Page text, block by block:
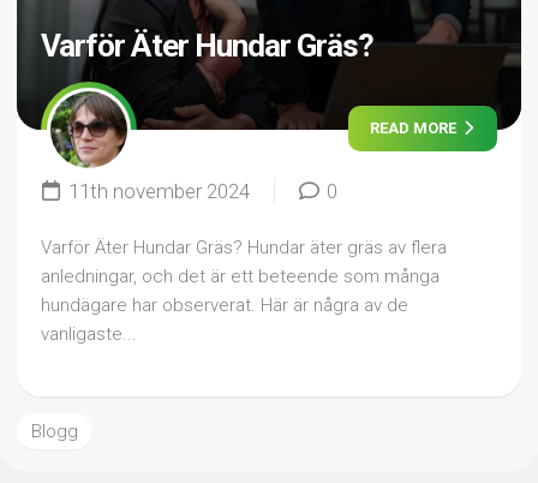
Varför Äter Hundar Gräs?
READ MORE
11th november 2024 0
Varför Äter Hundar Gräs? Hundar äter gräs av flera
anledningar, och det är ett beteende som många
hundägare har observerat. Här är några av de
vanligaste...
Blogg